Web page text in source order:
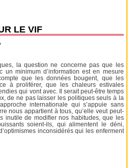
LE VIF
la question ne concerne pas que les
un minimum d’information est en mesure
que les données bougent, que les
à proliférer, que les chaleurs estivales
qui vont avec. Il serait peut-être temps
de ne pas laisser les politiques seuls à la
internationale qui s’appuie sans
nous appartient à tous, qu’elle veut peut-
inutile de modifier nos habitudes, que les
soient-ils, qui alimentent le déni,
inconsidérés qui les enferment